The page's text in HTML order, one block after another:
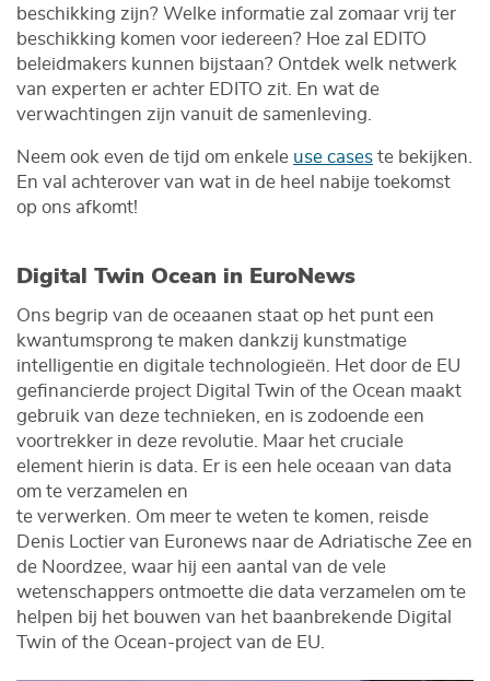
beschikking zijn? Welke informatie zal zomaar vrij ter
beschikking komen voor iedereen? Hoe zal EDITO
beleidmakers kunnen bijstaan? Ontdek welk netwerk
van experten er achter EDITO zit. En wat de
verwachtingen zijn vanuit de samenleving.
Neem ook even de tijd om enkele use cases te bekijken.
En val achterover van wat in de heel nabije toekomst
op ons afkomt!
Digital Twin Ocean in EuroNews
Ons begrip van de oceaanen staat op het punt een
kwantumsprong te maken dankzij kunstmatige
intelligentie en digitale technologieën. Het door de EU
gefinancierde project Digital Twin of the Ocean maakt
gebruik van deze technieken, en is zodoende een
voortrekker in deze revolutie. Maar het cruciale
element hierin is data. Er is een hele oceaan van data
om te verzamelen en
te verwerken. Om meer te weten te komen, reisde
Denis Loctier van Euronews naar de Adriatische Zee en
de Noordzee, waar hij een aantal van de vele
wetenschappers ontmoette die data verzamelen om te
helpen bij het bouwen van het baanbrekende Digital
Twin of the Ocean-project van de EU.